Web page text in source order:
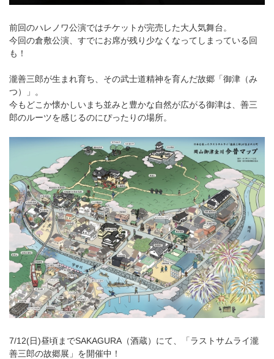
前回のハレノワ公演ではチケットが完売した大人気舞台。
今回の倉敷公演、すでにお席が残り少なくなってしまっている回
も！
瀧善三郎が生まれ育ち、その武士道精神を育んだ故郷「御津（み
つ）」。
今もどこか懐かしいまち並みと豊かな自然が広がる御津は、善三
郎のルーツを感じるのにぴったりの場所。
7/12(日)昼頃までSAKAGURA（酒蔵）にて、「ラストサムライ瀧
善三郎の故郷展」を開催中！